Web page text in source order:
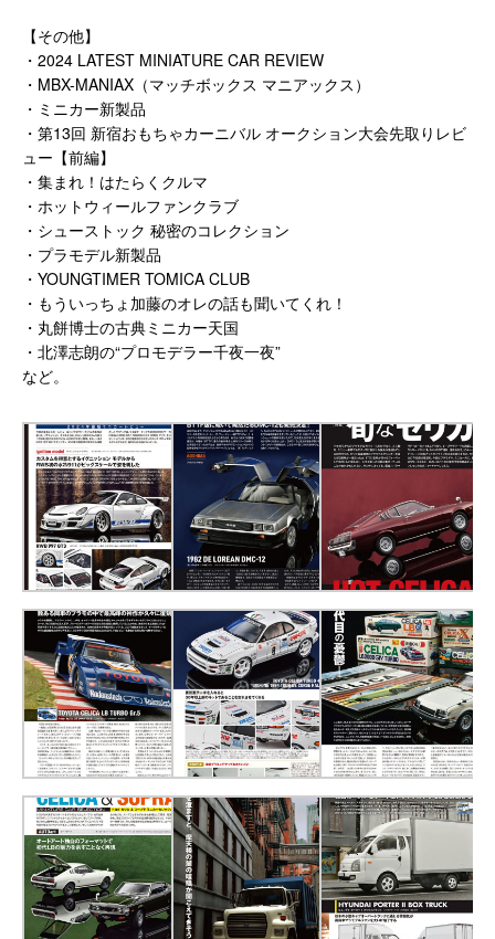
【その他】
・2024 LATEST MINIATURE CAR REVIEW
・MBX-MANIAX（マッチボックス マニアックス）
・ミニカー新製品
・第13回 新宿おもちゃカーニバル オークション大会先取りレビ
ュー【前編】
・集まれ！はたらくクルマ
・ホットウィールファンクラブ
・シューストック 秘密のコレクション
・プラモデル新製品
・YOUNGTIMER TOMICA CLUB
・もういっちょ加藤のオレの話も聞いてくれ！
・丸餅博士の古典ミニカー天国
・北澤志朗の“プロモデラー千夜一夜”
など。